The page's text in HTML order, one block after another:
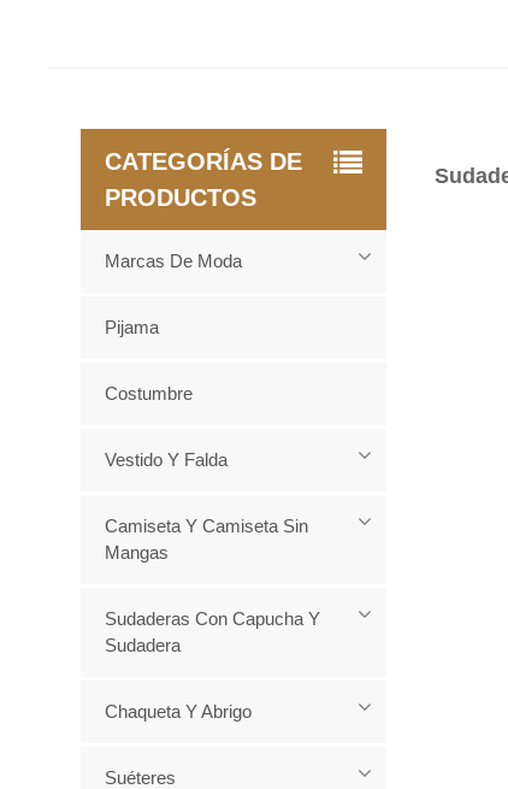
CATEGORÍAS DE
PRODUCTOS
Marcas De Moda
Pijama
Costumbre
Vestido Y Falda
Camiseta Y Camiseta Sin
Mangas
Sudaderas Con Capucha Y
Sudadera
Chaqueta Y Abrigo
Suéteres